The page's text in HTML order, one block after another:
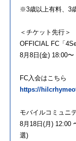
※3歳以上有
＜チケット先行＞
OFFICIAL FC「
8月8日(金) 18:00
FC入会はこちら
https://
モバイルコミュニ
8月18日(月) 12:00
選)